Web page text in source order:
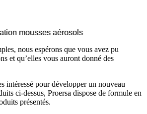
mousses aérosols
nous espérons que vous avez pu
et qu’elles vous auront donné des
intéressé pour développer un nouveau
ci-dessus, Proersa dispose de formule en
présentés.